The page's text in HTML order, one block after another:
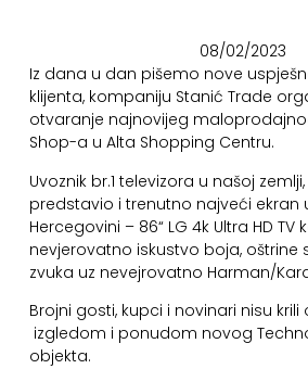
08/02/2023
Iz dana u dan pišemo nove
klijenta, kompaniju Stanić Trade
otvaranje najnovijeg
Shop-a u Alta Shopping Centru.
Uvoznik br.1 televizora u našoj
predstavio i trenutno najveći ekran
Hercegovini – 86“ LG 4k Ultra HD TV
nevjerovatno iskustvo boja, oštrine
zvuka uz nevejrovatno Harman/
Brojni gosti, kupci i novinari nisu krili
izgledom i ponudom novog
objekta.